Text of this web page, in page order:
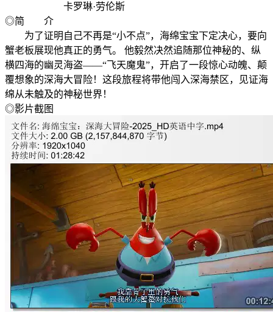
卡罗琳·劳伦斯
◎简 介
为了证明自己不再是“小不点”，海绵宝宝下定决心，要向
蟹老板展现他真正的勇气。 他毅然决然追随那位神秘的、纵
横四海的幽灵海盗——“飞天魔鬼”，开启了一段惊心动魄、颠
覆想象的深海大冒险！这段旅程将带他闯入深海禁区，见证海
绵从未触及的神秘世界！
◎影片截图